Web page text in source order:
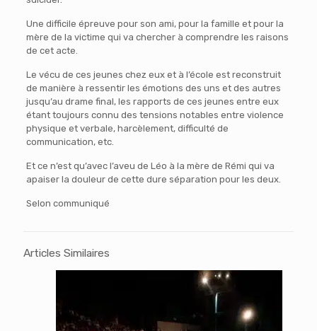
Une difficile épreuve pour son ami, pour la famille et pour la
mère de la victime qui va chercher à comprendre les raisons
de cet acte.
Le vécu de ces jeunes chez eux et à l’école est reconstruit
de manière à ressentir les émotions des uns et des autres
jusqu’au drame final, les rapports de ces jeunes entre eux
étant toujours connu des tensions notables entre violence
physique et verbale, harcèlement, difficulté de
communication, etc.
Et ce n’est qu’avec l’aveu de Léo à la mère de Rémi qui va
apaiser la douleur de cette dure séparation pour les deux.
Selon communiqué
Articles Similaires